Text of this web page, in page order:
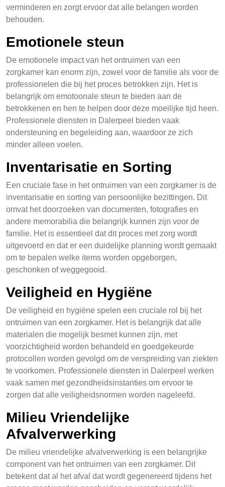
verminderen en zorgt ervoor dat alle belangen worden
behouden.
Emotionele steun
De emotionele impact van het ontruimen van een
zorgkamer kan enorm zijn, zowel voor de familie als voor de
professionelen die bij het proces betrokken zijn. Het is
belangrijk om emotoonale steun te bieden aan de
betrokkenen en hen te helpen door deze moeilijke tijd heen.
Professionele diensten in Dalerpeel bieden vaak
ondersteuning en begeleiding aan, waardoor ze zich
minder alleen voelen.
Inventarisatie en Sorting
Een cruciale fase in het ontruimen van een zorgkamer is de
inventarisatie en sorting van persoonlijke bezittingen. Dit
omvat het doorzoeken van documenten, fotografies en
andere memorabilia die belangrijk kunnen zijn voor de
familie. Het is essentieel dat dit proces met zorg wordt
uitgevoerd en dat er een duidelijke planning wordt gemaakt
om te bepalen welke items worden opgeborgen,
geschonken of weggegooid.
Veiligheid en Hygiëne
De veiligheid en hygiëne spelen een cruciale rol bij het
ontruimen van een zorgkamer. Het is belangrijk dat alle
materialen die mogelijk besmet kunnen zijn, met
voorzichtigheid worden behandeld en goedgekeurde
protocollen worden gevolgd om de verspreiding van ziekten
te voorkomen. Professionele diensten in Dalerpeel werken
vaak samen met gezondheidsinstanties om ervoor te
zorgen dat alle veiligheidsnormen worden nageleefd.
Milieu Vriendelijke
Afvalverwerking
De milieu vriendelijke afvalverwerking is een belangrijke
component van het ontruimen van een zorgkamer. Dit
betekent dat al het afval dat wordt gegenereerd tijdens het